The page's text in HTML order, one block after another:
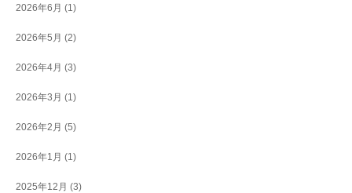
2026年6月 (1)
2026年5月 (2)
2026年4月 (3)
2026年3月 (1)
2026年2月 (5)
2026年1月 (1)
2025年12月 (3)